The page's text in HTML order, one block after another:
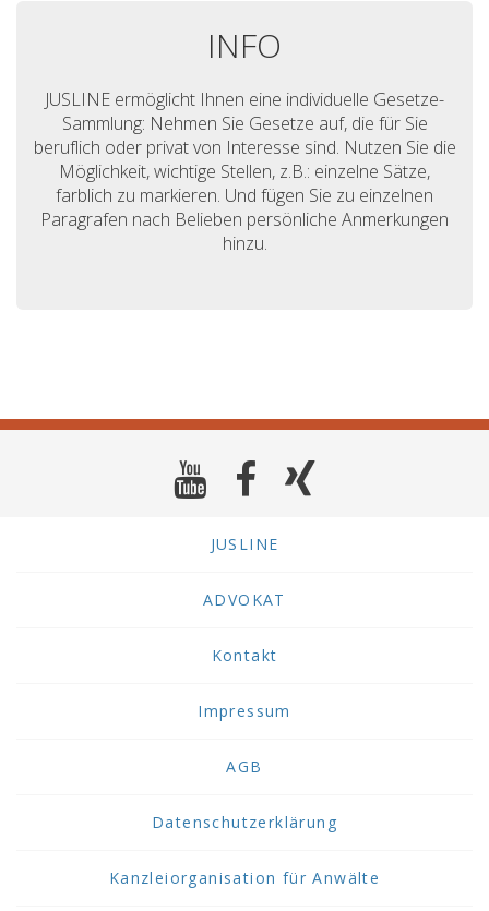
INFO
JUSLINE ermöglicht Ihnen eine individuelle Gesetze-
Sammlung: Nehmen Sie Gesetze auf, die für Sie
beruflich oder privat von Interesse sind. Nutzen Sie die
Möglichkeit, wichtige Stellen, z.B.: einzelne Sätze,
farblich zu markieren. Und fügen Sie zu einzelnen
Paragrafen nach Belieben persönliche Anmerkungen
hinzu.
JUSLINE
ADVOKAT
Kontakt
Impressum
AGB
Datenschutzerklärung
Kanzleiorganisation für Anwälte